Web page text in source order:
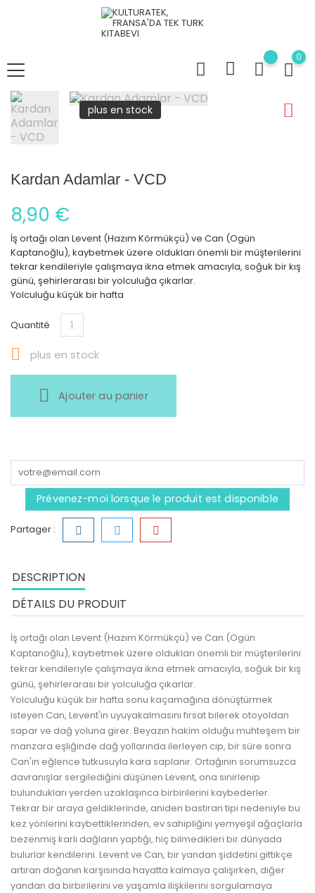
0
plus en stock
Kardan Adamlar - VCD
8,90 €
İş ortağı olan Levent (Hazım Körmükçü) ve Can (Ogün
Kaptanoğlu), kaybetmek üzere oldukları önemli bir müşterilerini
tekrar kendileriyle çalışmaya ikna etmek amacıyla, soğuk bir kış
günü, şehirlerarası bir yolculuğa çıkarlar.
Yolculuğu küçük bir hafta
Quantité
 plus en stock
Ajouter au panier
Prévenez-moi lorsque le produit est disponible
Partager :
DESCRIPTION
DÉTAILS DU PRODUIT
İş ortağı olan Levent (Hazım Körmükçü) ve Can (Ogün
Kaptanoğlu), kaybetmek üzere oldukları önemli bir müşterilerini
tekrar kendileriyle çalışmaya ikna etmek amacıyla, soğuk bir kış
günü, şehirlerarası bir yolculuğa çıkarlar.
Yolculuğu küçük bir hafta sonu kaçamağına dönüştürmek
isteyen Can, Levent'in uyuyakalmasını fırsat bilerek otoyoldan
sapar ve dağ yoluna girer. Beyazın hakim olduğu muhteşem bir
manzara eşliğinde dağ yollarında ilerleyen cip, bir süre sonra
Can'ın eğlence tutkusuyla kara saplanır. Ortağının sorumsuzca
davranışlar sergilediğini düşünen Levent, ona sinirlenip
bulundukları yerden uzaklaşınca birbirilerini kaybederler.
Tekrar bir araya geldiklerinde, aniden bastıran tipi nedeniyle bu
kez yönlerini kaybettiklerinden, ev sahipliğini yemyeşil ağaçlarla
bezenmiş karlı dağların yaptığı, hiç bilmedikleri bir dünyada
bulurlar kendilerini. Levent ve Can, bir yandan şiddetini gittikçe
artıran doğanın karşısında hayatta kalmaya çalışırken, diğer
yandan da birbirilerini ve yaşamla ilişkilerini sorgulamaya